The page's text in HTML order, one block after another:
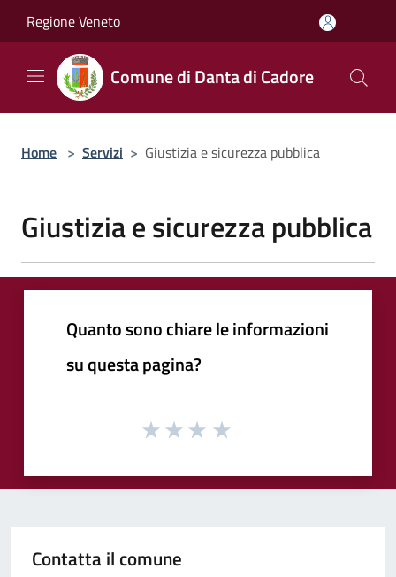
Regione Veneto
Comune di Danta di Cadore
Home > Servizi > Giustizia e sicurezza pubblica
Giustizia e sicurezza pubblica
Quanto sono chiare le informazioni
su questa pagina?
Contatta il comune